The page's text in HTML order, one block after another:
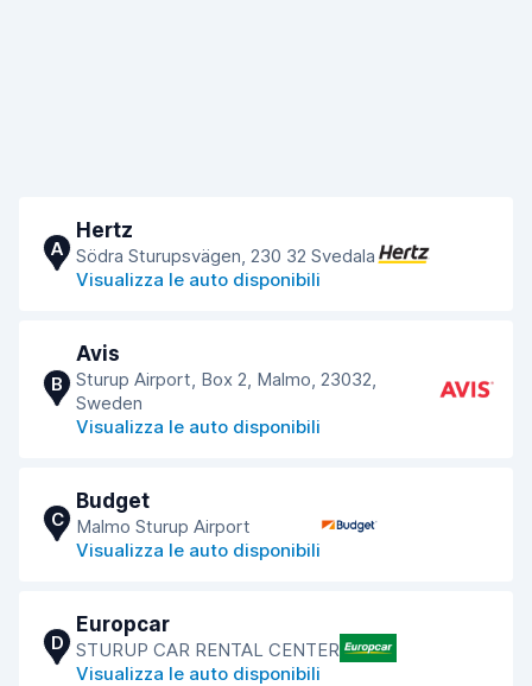
A
Hertz
Södra Sturupsvägen, 230 32 Svedala
Visualizza le auto disponibili
B
Avis
Sturup Airport, Box 2, Malmo, 23032,
Sweden
Visualizza le auto disponibili
C
Budget
Malmo Sturup Airport
Visualizza le auto disponibili
D
Europcar
STURUP CAR RENTAL CENTER
Visualizza le auto disponibili